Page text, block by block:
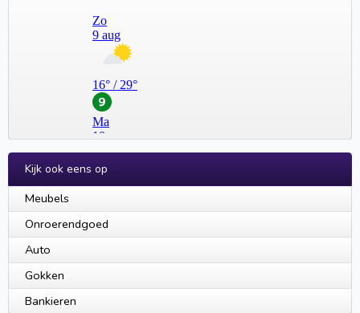
Kijk ook eens op
Meubels
Onroerendgoed
Auto
Gokken
Bankieren